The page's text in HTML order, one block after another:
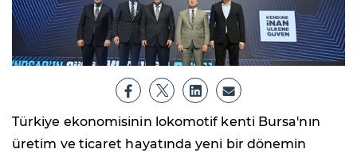
Türkiye ekonomisinin lokomotif kenti Bursa'nın
üretim ve ticaret hayatında yeni bir dönemin